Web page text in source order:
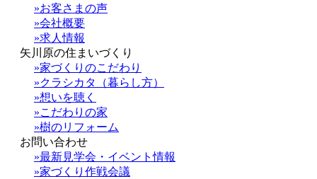
»お客さまの声
»会社概要
»求人情報
矢川原の住まいづくり
»家づくりのこだわり
»クラシカタ（暮らし方）
»想いを聴く
»こだわりの家
»樹のリフォーム
お問い合わせ
»最新見学会・イベント情報
»家づくり作戦会議